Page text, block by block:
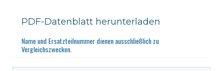
PDF-Datenblatt herunterladen
Name und Ersatzteilnummer dienen ausschließlich zu
Vergleichszwecken.